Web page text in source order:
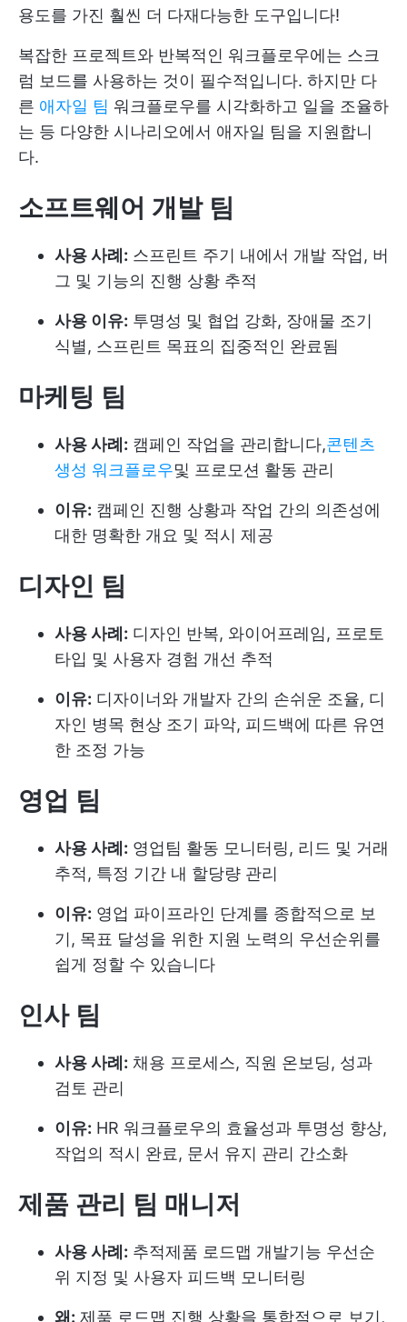
용도를 가진 훨씬 더 다재다능한 도구입니다!
복잡한 프로젝트와 반복적인 워크플로우에는 스크
럼 보드를 사용하는 것이 필수적입니다. 하지만 다
른 애자일 팀 워크플로우를 시각화하고 일을 조율하
는 등 다양한 시나리오에서 애자일 팀을 지원합니
다.
소프트웨어 개발 팀
사용 사례: 스프린트 주기 내에서 개발 작업, 버
그 및 기능의 진행 상황 추적
사용 이유: 투명성 및 협업 강화, 장애물 조기
식별, 스프린트 목표의 집중적인 완료됨
마케팅 팀
사용 사례: 캠페인 작업을 관리합니다,콘텐츠
생성 워크플로우및 프로모션 활동 관리
이유: 캠페인 진행 상황과 작업 간의 의존성에
대한 명확한 개요 및 적시 제공
디자인 팀
사용 사례: 디자인 반복, 와이어프레임, 프로토
타입 및 사용자 경험 개선 추적
이유: 디자이너와 개발자 간의 손쉬운 조율, 디
자인 병목 현상 조기 파악, 피드백에 따른 유연
한 조정 가능
영업 팀
사용 사례: 영업팀 활동 모니터링, 리드 및 거래
추적, 특정 기간 내 할당량 관리
이유: 영업 파이프라인 단계를 종합적으로 보
기, 목표 달성을 위한 지원 노력의 우선순위를
쉽게 정할 수 있습니다
인사 팀
사용 사례: 채용 프로세스, 직원 온보딩, 성과
검토 관리
이유: HR 워크플로우의 효율성과 투명성 향상,
작업의 적시 완료, 문서 유지 관리 간소화
제품 관리 팀 매니저
사용 사례: 추적제품 로드맵 개발기능 우선순
위 지정 및 사용자 피드백 모니터링
왜: 제품 로드맵 진행 상황을 통합적으로 보기,